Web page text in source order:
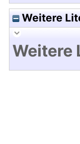
Weitere
Weitere